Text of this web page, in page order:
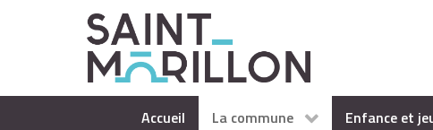
Accueil La commune Enfance et